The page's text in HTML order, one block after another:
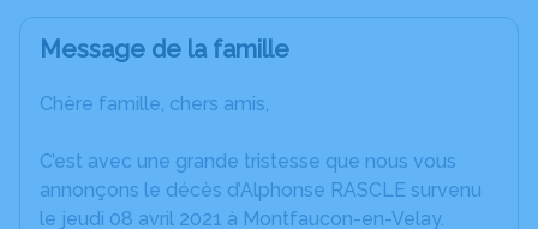
Message de la famille
Chère famille, chers amis,
C’est avec une grande tristesse que nous vous
annonçons le décès d’Alphonse RASCLE survenu
le jeudi 08 avril 2021 à Montfaucon-en-Velay.